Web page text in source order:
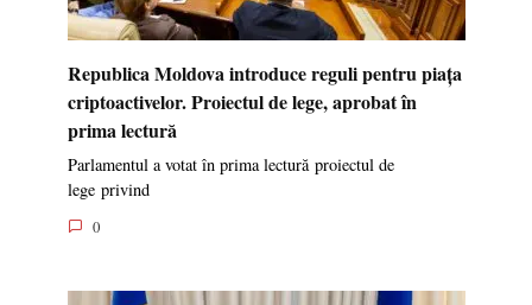
Republica Moldova introduce reguli pentru piața
criptoactivelor. Proiectul de lege, aprobat în
prima lectură
Parlamentul a votat în prima lectură proiectul de
lege privind
0